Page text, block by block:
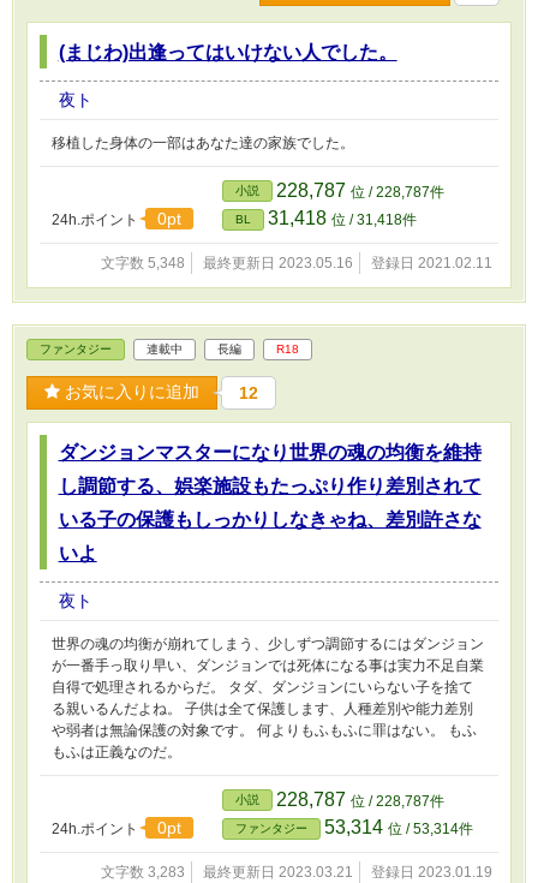
(まじわ)出逢ってはいけない人でした。
夜ト
移植した身体の一部はあなた達の家族でした。
24h.ポイント 0pt
小説 228,787 位 / 228,787件
BL 31,418 位 / 31,418件
文字数 5,348 最終更新日 2023.05.16 登録日 2021.02.11
ファンタジー 連載中 長編 R18
お気に入りに追加 12
ダンジョンマスターになり世界の魂の均衡を維持
し調節する、娯楽施設もたっぷり作り差別されて
いる子の保護もしっかりしなきゃね、差別許さな
いよ
夜ト
世界の魂の均衡が崩れてしまう、少しずつ調節するにはダンジョン
が一番手っ取り早い、ダンジョンでは死体になる事は実力不足自業
自得で処理されるからだ。 タダ、ダンジョンにいらない子を捨て
る親いるんだよね。 子供は全て保護します、人種差別や能力差別
や弱者は無論保護の対象です。 何よりもふもふに罪はない。 もふ
もふは正義なのだ。
24h.ポイント 0pt
小説 228,787 位 / 228,787件
ファンタジー 53,314 位 / 53,314件
文字数 3,283 最終更新日 2023.03.21 登録日 2023.01.19